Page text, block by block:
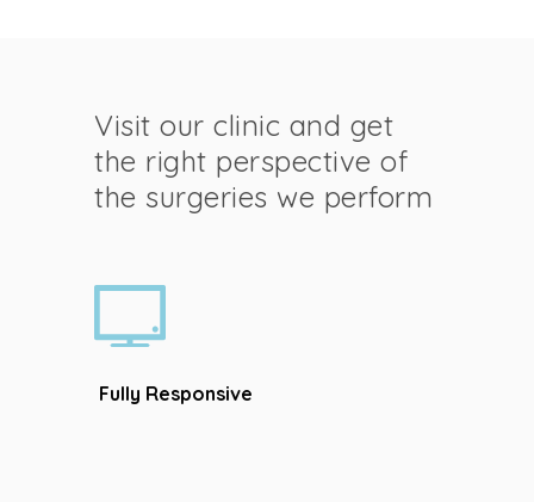
Visit our clinic and get
the right perspective of
the surgeries we perform
Fully Responsive